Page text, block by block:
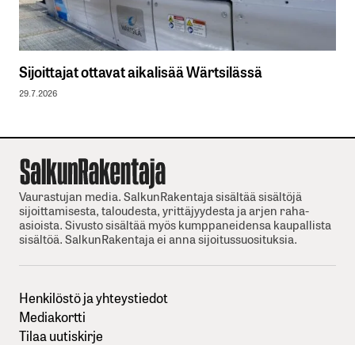
Sijoittajat ottavat aikalisää Wärtsilässä
29.7.2026
Vaurastujan media. SalkunRakentaja sisältää sisältöjä
sijoittamisesta, taloudesta, yrittäjyydesta ja arjen raha-
asioista. Sivusto sisältää myös kumppaneidensa kaupallista
sisältöä. SalkunRakentaja ei anna sijoitussuosituksia.
Henkilöstö ja yhteystiedot
Mediakortti
Tilaa uutiskirje